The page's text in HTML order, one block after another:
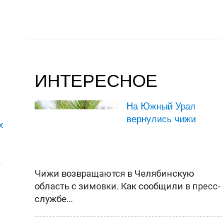
ИНТЕРЕСНОЕ
На Южный Урал
вернулись чижи
Чижи возвращаются в Челябинскую
область с зимовки. Как сообщили в пресс-
службе...